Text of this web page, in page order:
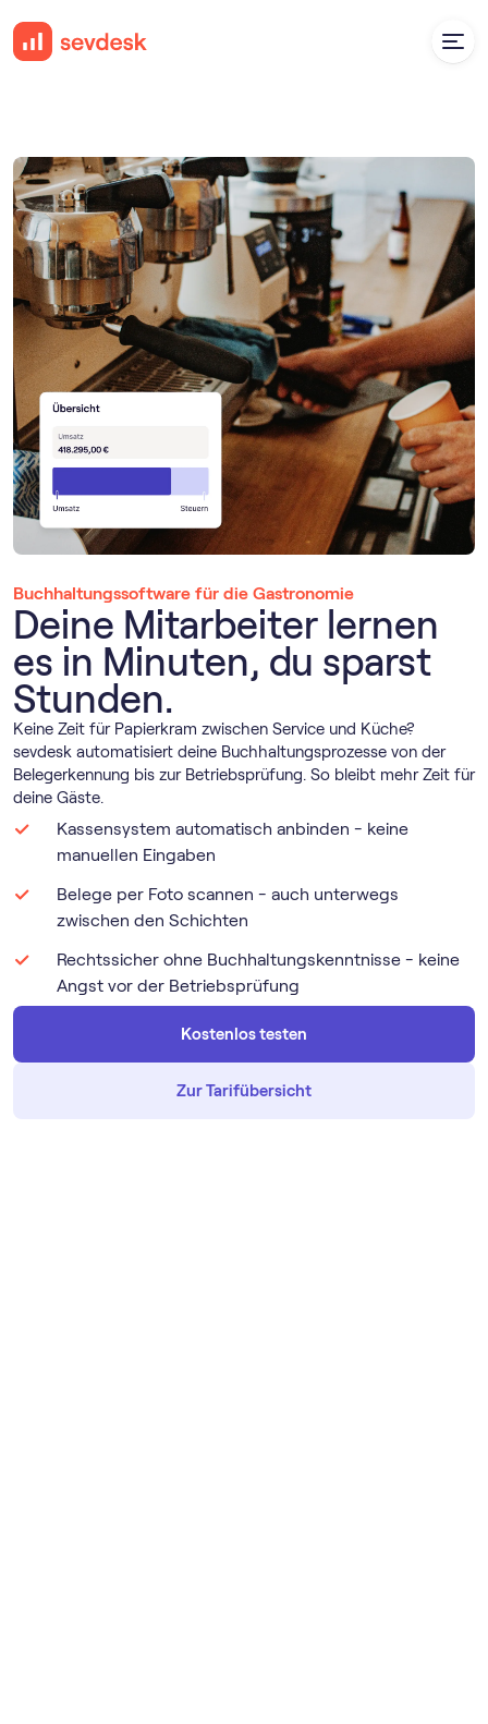
Buch­haltungs­software für die Gastronomie
Deine Mitarbeiter lernen
es in Minuten, du sparst
Stunden.
Keine Zeit für Papierkram zwischen Service und Küche?
sevdesk automatisiert deine Buchhaltungsprozesse von der
Belegerkennung bis zur Betriebsprüfung. So bleibt mehr Zeit für
deine Gäste.
Kassensystem automatisch anbinden - keine
manuellen Eingaben
Belege per Foto scannen - auch unterwegs
zwischen den Schichten
Rechtssicher ohne Buchhaltungskenntnisse - keine
Angst vor der Betriebsprüfung
Kostenlos testen
Zur Tarifübersicht